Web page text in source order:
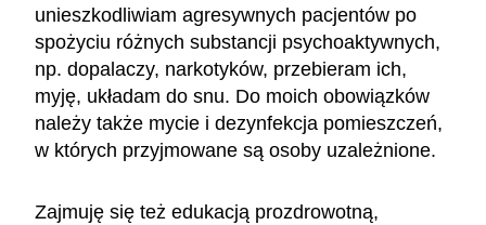
unieszkodliwiam agresywnych pacjentów po
spożyciu różnych substancji psychoaktywnych,
np. dopalaczy, narkotyków, przebieram ich,
myję, układam do snu. Do moich obowiązków
należy także mycie i dezynfekcja pomieszczeń,
w których przyjmowane są osoby uzależnione.
Zajmuję się też edukacją prozdrowotną,